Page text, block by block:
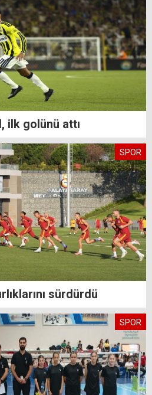
ilk golünü attı
SPOR
sürdürdü
SPOR